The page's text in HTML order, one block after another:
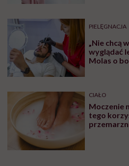
PIELĘGNACJA
„Nie chcą
wyglądać
Molas o
CIAŁO
Moczenie
tego